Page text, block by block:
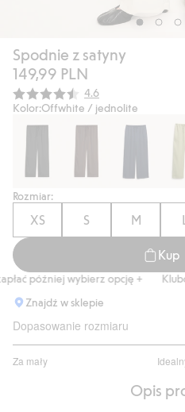
Spodnie z satyny
149,99 PLN
Średnia ocena:
4.6
Kolor:Offwhite / jednolite
Rozmiar:
XS S M
Kup
później wybierz opcję +
Znajdź w sklepie
Dopasowanie rozmiaru
Za mały
na
Opis